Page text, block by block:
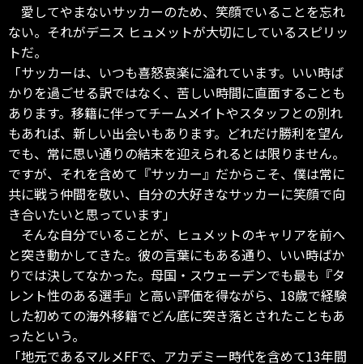
愛してやまないサッカーのため、笑顔でいることを忘れ
ない。それがデニス ヒュメットが大切にしているスピリッ
トだ。
「サッカーは、いつも喜怒哀楽に溢れています。いい時ば
かりを過ごせる訳ではなく、苦しい時間に直面することも
あります。移籍に伴ってチームメイトやスタッフとの別れ
もあれば、新しい出会いもあります。どれだけ勝利を望ん
でも、常に思い通りの結末を迎えられるとは限りません。
ですが、それを含めて『サッカー』だからこそ、僕は常に
共に戦う仲間を敬い、自分の大好きなサッカーに笑顔で向
き合いたいと思っています」
そんな自分でいることが、ヒュメットのキャリアを前へ
と突き動かしてきた。彼の言葉にもある通り、いい時ばか
りでは決してなかった。母国・スウェーデンでも最も『タ
レント性のある選手』と高い評価を得ながら、18歳で経験
した初めての海外移籍でどん底に突き落とされたこともあ
ったという。
「地元であるマルメFFで、アカデミー時代を含めて13年間